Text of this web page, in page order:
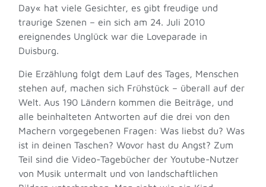
Day« hat viele Gesichter, es gibt freudige und
traurige Szenen – ein sich am 24. Juli 2010
ereignendes Unglück war die Loveparade in
Duisburg.
Die Erzählung folgt dem Lauf des Tages, Menschen
stehen auf, machen sich Frühstück – überall auf der
Welt. Aus 190 Ländern kommen die Beiträge, und
alle beinhalteten Antworten auf die drei von den
Machern vorgegebenen Fragen: Was liebst du? Was
ist in deinen Taschen? Wovor hast du Angst? Zum
Teil sind die Video-Tagebücher der Youtube-Nutzer
von Musik untermalt und von landschaftlichen